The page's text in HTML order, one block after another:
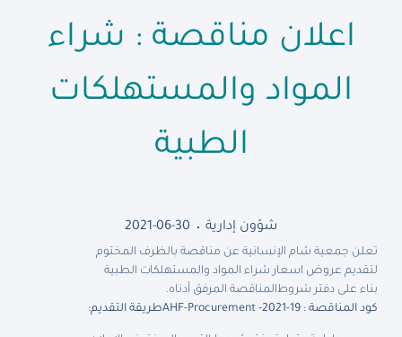
اعلان مناقصة : شراء
المواد والمستهلكات
الطبية
شؤون إدارية 2021-06-30
تعلن جمعية شام الإنسانية عن مناقصة بالظرف المختوم
لتقديم عروض اسعار شراء المواد والمستهلكات الطبية
بناء على دفتر شروطالمناقصة المرفق أدناه.
كود المناقصة : AHF-Procurement -2021-19طريقة التقديم: